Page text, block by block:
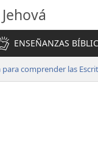
ENSEÑANZAS
para comprender las